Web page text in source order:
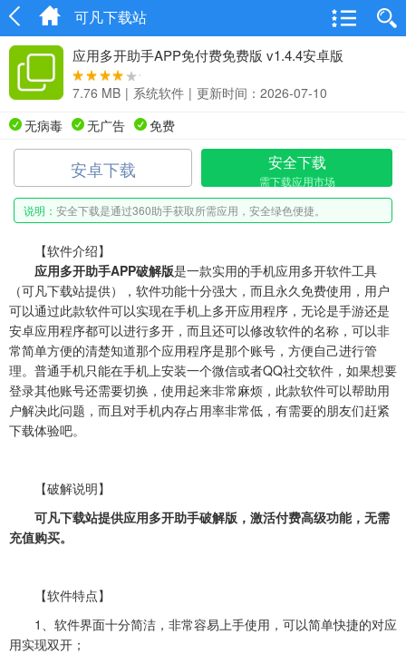
可凡下载站
应用多开助手APP免付费免费版 v1.4.4安卓版
7.76 MB | 系统软件 | 更新时间：2026-07-10
无病毒
无广告 免费
安卓下载 安全下载
需下载应用市场
说明： 安全下载是通过360助手获取所需应用，安全绿色便捷。
【软件介绍】
应用多开助手APP破解版是一款实用的手机应用多开软件工具
（可凡下载站提供），软件功能十分强大，而且永久免费使用，用户
可以通过此款软件可以实现在手机上多开应用程序，无论是手游还是
安卓应用程序都可以进行多开，而且还可以修改软件的名称，可以非
常简单方便的清楚知道那个应用程序是那个账号，方便自己进行管
理。普通手机只能在手机上安装一个微信或者QQ社交软件，如果想要
登录其他账号还需要切换，使用起来非常麻烦，此款软件可以帮助用
户解决此问题，而且对手机内存占用率非常低，有需要的朋友们赶紧
下载体验吧。
【破解说明】
可凡下载站提供应用多开助手破解版，激活付费高级功能，无需
充值购买。
【软件特点】
1、软件界面十分简洁，非常容易上手使用，可以简单快捷的对应
用实现双开；